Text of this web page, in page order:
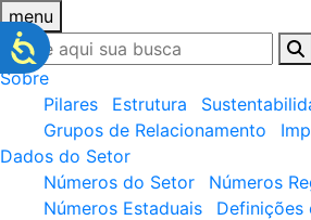
menu
Sobre
Pilares
Estrutura
Grupos de Relacionamento
Dados do Setor
Números do Setor
Números
Números Estaduais
Definições